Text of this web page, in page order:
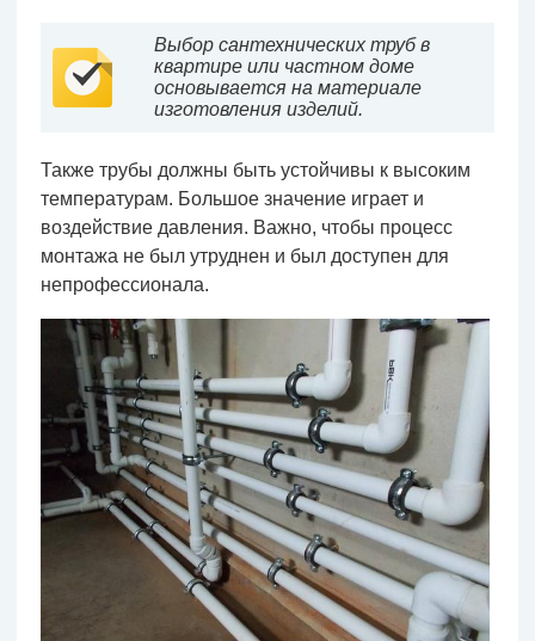
Выбор сантехнических труб в
квартире или частном доме
основывается на материале
изготовления изделий.
Также трубы должны быть устойчивы к высоким
температурам. Большое значение играет и
воздействие давления. Важно, чтобы процесс
монтажа не был утруднен и был доступен для
непрофессионала.